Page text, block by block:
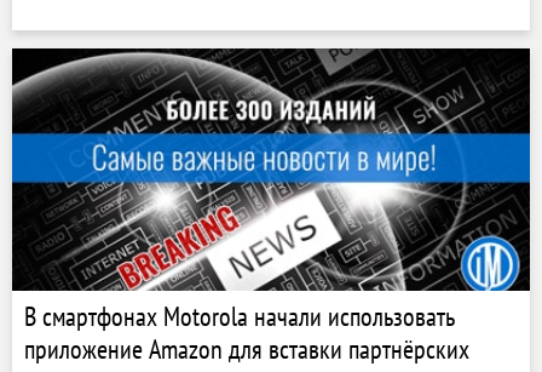
В смартфонах Motorola начали использовать
приложение Amazon для вставки партнёрских